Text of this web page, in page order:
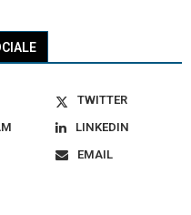
TWITTER
LINKEDIN
EMAIL